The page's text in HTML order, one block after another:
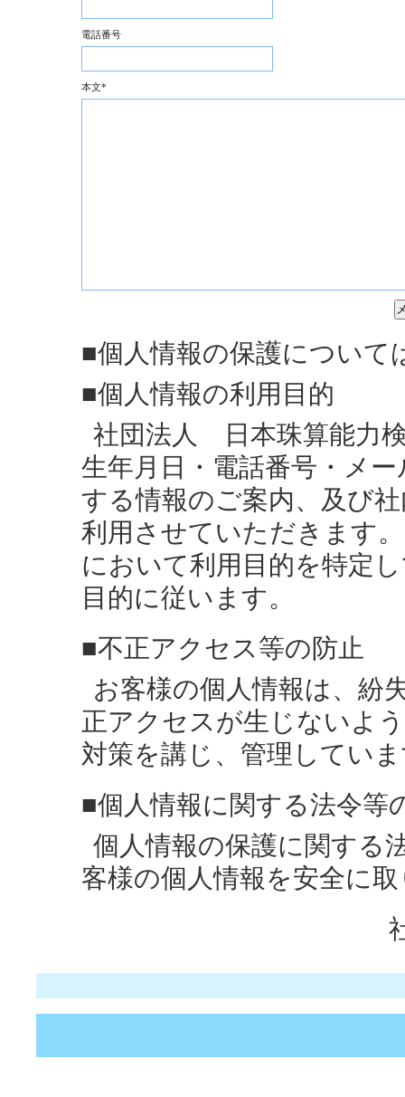
電話番号
本文*
■個人情報の保護について
■個人情報の利用目的
社団法人 日本珠算能力
生年月日・電話番号・メ
する情報のご案内、及び
利用させていただきます
において利用目的を特定
目的に従います。
■不正アクセス等の防止
お客様の個人情報は、紛
正アクセスが生じないよ
対策を講じ、管理してい
■個人情報に関する法令等
個人情報の保護に関する
客様の個人情報を安全に